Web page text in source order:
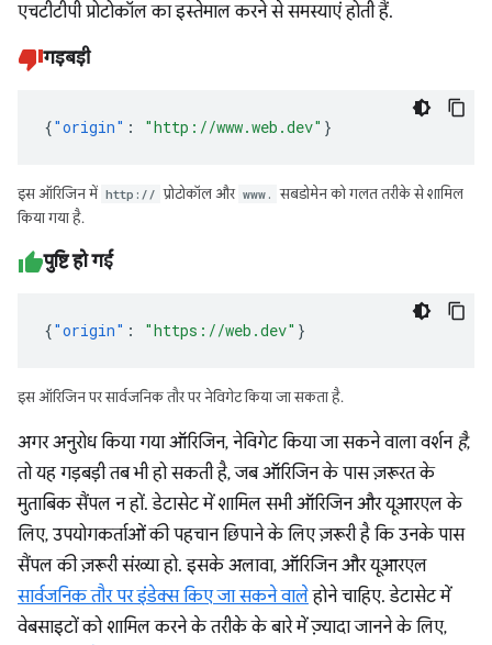
एचटीटीपी प्रोटोकॉल का इस्तेमाल करने से समस्याएं होती हैं.
गड़बड़ी
{"origin" : "http://www.web.dev" }
इस ऑरिजिन में http:// प्रोटोकॉल और www. सबडोमेन को गलत तरीके से शामिल
किया गया है.
पुष्टि हो गई
{"origin" : "https://web.dev" }
इस ऑरिजिन पर सार्वजनिक तौर पर नेविगेट किया जा सकता है.
अगर अनुरोध किया गया ऑरिजिन, नेविगेट किया जा सकने वाला वर्शन है,
तो यह गड़बड़ी तब भी हो सकती है, जब ऑरिजिन के पास ज़रूरत के
मुताबिक सैंपल न हों. डेटासेट में शामिल सभी ऑरिजिन और यूआरएल के
लिए, उपयोगकर्ताओं की पहचान छिपाने के लिए ज़रूरी है कि उनके पास
सैंपल की ज़रूरी संख्या हो. इसके अलावा, ऑरिजिन और यूआरएल
सार्वजनिक तौर पर इंडेक्स किए जा सकने वालेहोने चाहिए. डेटासेट में
वेबसाइटों को शामिल करने के तरीके के बारे में ज़्यादा जानने के लिए,